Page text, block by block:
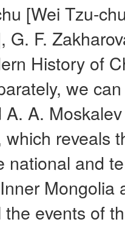
[Wei Tzu-
G. F.
History of
we
A.
reveals
national and
Mongolia
the events of